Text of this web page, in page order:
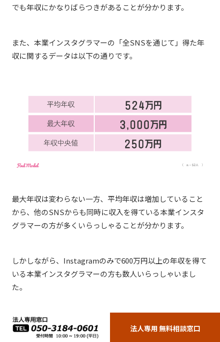
でも年収にかなりばらつきがあることが分かります。
また、本業インスタグラマーの「全SNSを通じて」得た年
収に関するデータは以下の通りです。
最大年収は変わらない一方、平均年収は増加していること
から、他のSNSからも同時に収入を得ている本業インスタ
グラマーの方が多くいらっしゃることが分かります。
しかしながら、Instagramのみで600万円以上の年収を得て
いる本業インスタグラマーの方も数人いらっしゃいまし
た。
以上のことから本業インスタグラマーにおいても、年収や
各SNSを通して得る収入の割合が様々であることが分かり
法人専用 無料相談窓口